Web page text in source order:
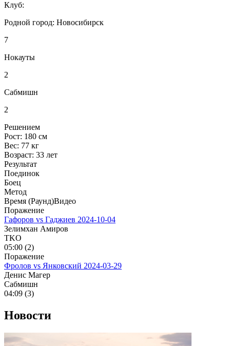
Клуб:
Родной город: Новосибирск
7
Нокауты
2
Сабмишн
2
Решением
Рост: 180 см
Вес: 77 кг
Возраст: 33 лет
Результат
Поединок
Боец
Метод
Время (Раунд)Видео
Поражение
Гафоров vs Гаджиев 2024-10-04
Зелимхан Амиров
TKO
05:00 (2)
Поражение
Фролов vs Янковский 2024-03-29
Денис Магер
Сабмишн
04:09 (3)
Новости